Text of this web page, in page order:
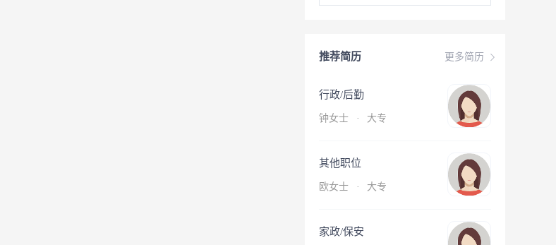
更多简历
推荐简历
行政/后勤
钟女士 · 大专
其他职位
欧女士 · 大专
家政/保安